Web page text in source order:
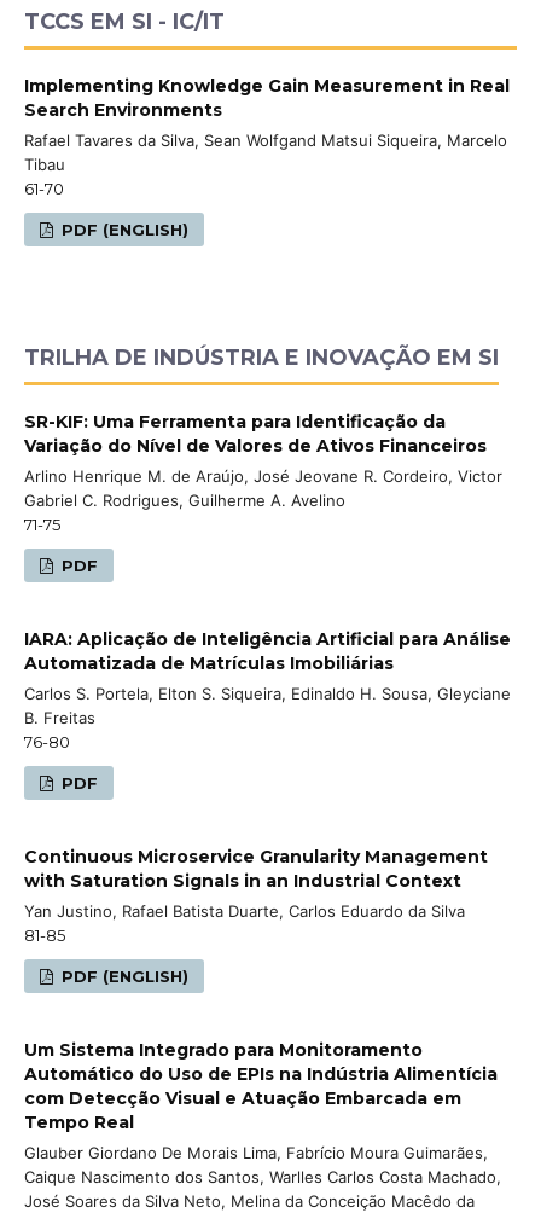
TCCS EM SI - IC/IT
Implementing Knowledge Gain Measurement in Real
Search Environments
Rafael Tavares da Silva, Sean Wolfgand Matsui Siqueira, Marcelo
Tibau
61-70
PDF (ENGLISH)
TRILHA DE INDÚSTRIA E INOVAÇÃO EM SI
SR-KIF: Uma Ferramenta para Identificação da
Variação do Nível de Valores de Ativos Financeiros
Arlino Henrique M. de Araújo, José Jeovane R. Cordeiro, Victor
Gabriel C. Rodrigues, Guilherme A. Avelino
71-75
PDF
IARA: Aplicação de Inteligência Artificial para Análise
Automatizada de Matrículas Imobiliárias
Carlos S. Portela, Elton S. Siqueira, Edinaldo H. Sousa, Gleyciane
B. Freitas
76-80
PDF
Continuous Microservice Granularity Management
with Saturation Signals in an Industrial Context
Yan Justino, Rafael Batista Duarte, Carlos Eduardo da Silva
81-85
PDF (ENGLISH)
Um Sistema Integrado para Monitoramento
Automático do Uso de EPIs na Indústria Alimentícia
com Detecção Visual e Atuação Embarcada em
Tempo Real
Glauber Giordano De Morais Lima, Fabrício Moura Guimarães,
Caique Nascimento dos Santos, Warlles Carlos Costa Machado,
José Soares da Silva Neto, Melina da Conceição Macêdo da